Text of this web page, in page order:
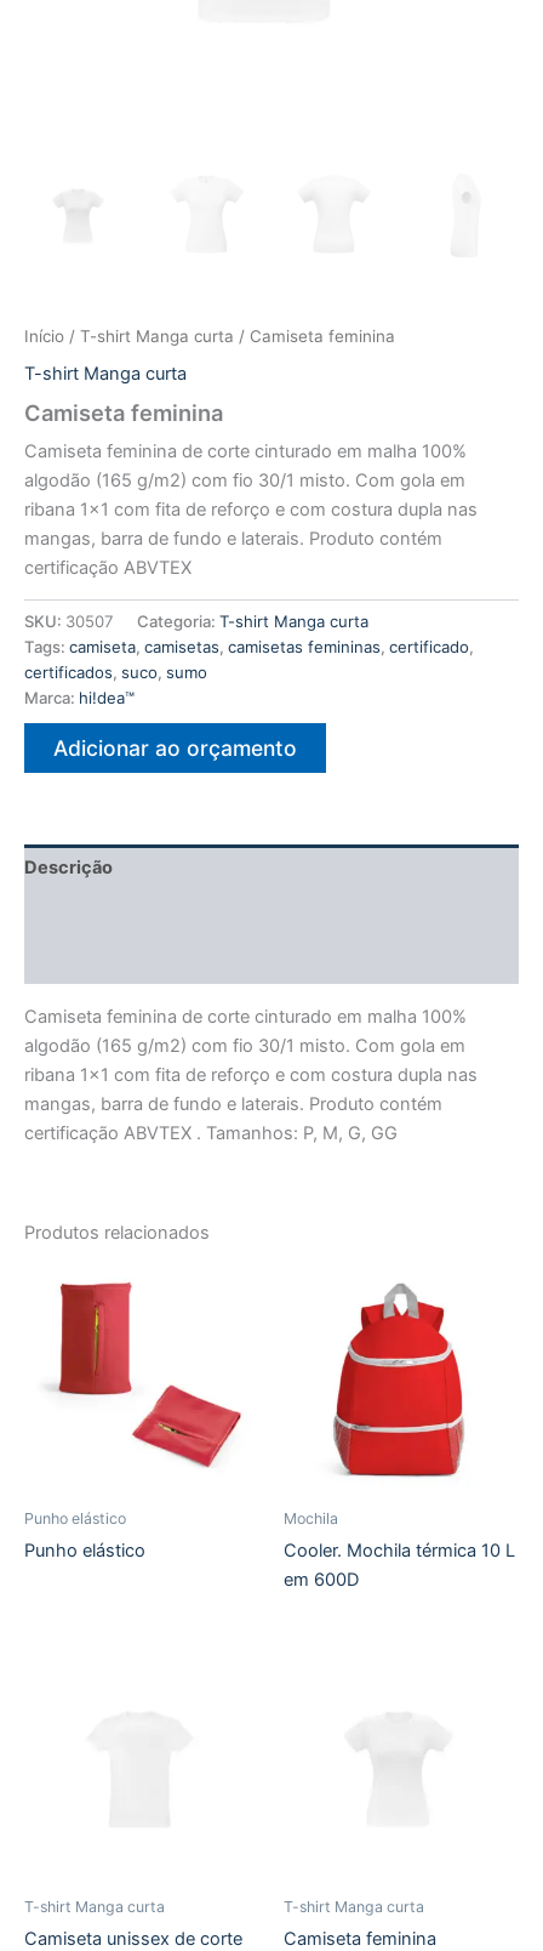
Início / T-shirt Manga curta / Camiseta feminina
T-shirt Manga curta
Camiseta feminina
Camiseta feminina de corte cinturado em malha 100%
algodão (165 g/m2) com fio 30/1 misto. Com gola em
ribana 1×1 com fita de reforço e com costura dupla nas
mangas, barra de fundo e laterais. Produto contém
certificação ABVTEX
SKU: 30507 Categoria: T-shirt Manga curta
Tags: camiseta, camisetas, camisetas femininas, certificado,
certificados, suco, sumo
Marca: hi!dea™
Adicionar ao orçamento
Descrição
Camiseta feminina de corte cinturado em malha 100%
algodão (165 g/m2) com fio 30/1 misto. Com gola em
ribana 1×1 com fita de reforço e com costura dupla nas
mangas, barra de fundo e laterais. Produto contém
certificação ABVTEX . Tamanhos: P, M, G, GG
Produtos relacionados
Punho elástico
Punho elástico
Mochila
Cooler. Mochila térmica 10 L
em 600D
T-shirt Manga curta
Camiseta unissex de corte
T-shirt Manga curta
Camiseta feminina